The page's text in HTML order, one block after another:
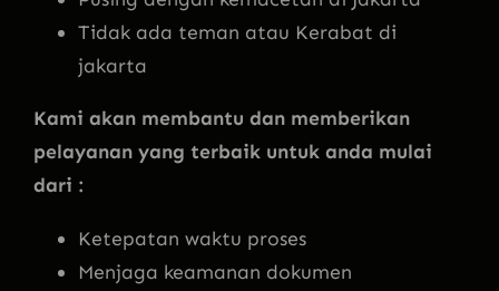
Tidak ada teman atau Kerabat di
jakarta
Kami akan membantu dan memberikan
pelayanan yang terbaik untuk anda mulai
dari :
Ketepatan waktu proses
Menjaga keamanan dokumen